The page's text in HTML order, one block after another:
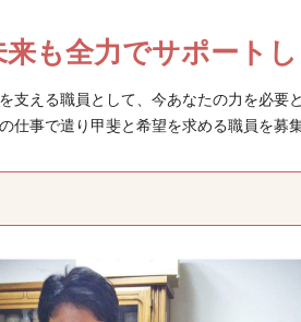
も全力でサポートし
支える職員として、今あなたの力を必
仕事で遣り甲斐と希望を求める職員を募